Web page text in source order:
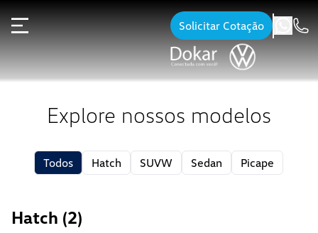
Solicitar Cotação
Explore nossos modelos
Todos Hatch SUVW Sedan Picape
Hatch (2)